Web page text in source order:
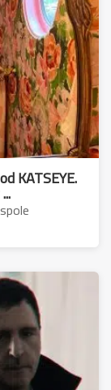
KATSEYE.